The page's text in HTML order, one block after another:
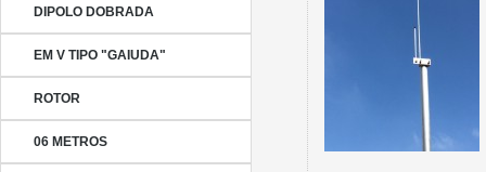
DIPOLO DOBRADA
EM V TIPO "GAIUDA"
ROTOR
06 METROS